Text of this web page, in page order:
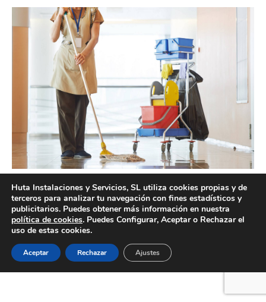
Limpieza de comunidades profesional en Valencia
Información legal
Huta Instalaciones y Servicios, SL utiliza cookies propias y de
terceros para analizar tu navegación con fines estadísticos y
publicitarios. Puedes obtener más información en nuestra
política de cookies. Puedes Configurar, Aceptar o Rechazar el
uso de estas cookies.
Aceptar Rechazar Ajustes